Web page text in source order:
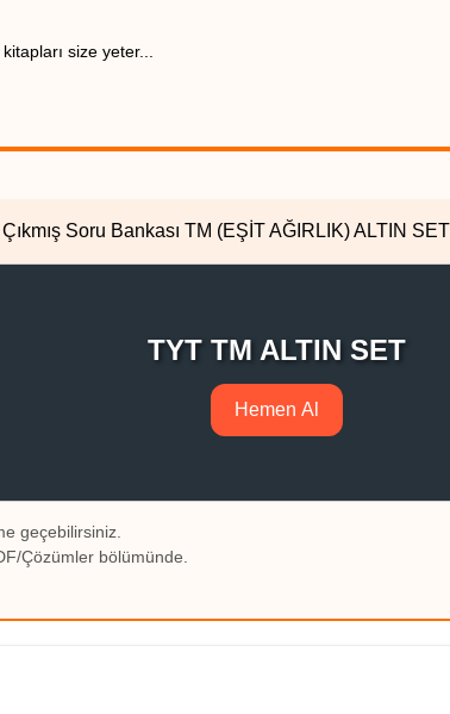
size yeter...
Soru Bankası TM (EŞİT AĞIRLIK) ALTIN SET
TYT TM ALTIN SET
Hemen Al
geçebilirsiniz.
Çözümler bölümünde.